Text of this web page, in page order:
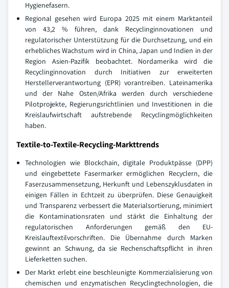
Hygienefasern.
Regional gesehen wird Europa 2025 mit einem Marktanteil
von 43,2 % führen, dank Recyclinginnovationen und
regulatorischer Unterstützung für die Durchsetzung, und ein
erhebliches Wachstum wird in China, Japan und Indien in der
Region Asien-Pazifik beobachtet. Nordamerika wird die
Recyclinginnovation durch Initiativen zur erweiterten
Herstellerverantwortung (EPR) vorantreiben. Lateinamerika
und der Nahe Osten/Afrika werden durch verschiedene
Pilotprojekte, Regierungsrichtlinien und Investitionen in die
Kreislaufwirtschaft aufstrebende Recyclingmöglichkeiten
haben.
Textile-to-Textile-Recycling-Markttrends
Technologien wie Blockchain, digitale Produktpässe (DPP)
und eingebettete Fasermarker ermöglichen Recyclern, die
Faserzusammensetzung, Herkunft und Lebenszyklusdaten in
einigen Fällen in Echtzeit zu überprüfen. Diese Genauigkeit
und Transparenz verbessert die Materialsortierung, minimiert
die Kontaminationsraten und stärkt die Einhaltung der
regulatorischen Anforderungen gemäß den EU-
Kreislauftextilvorschriften. Die Übernahme durch Marken
gewinnt an Schwung, da sie Rechenschaftspflicht in ihren
Lieferketten suchen.
Der Markt erlebt eine beschleunigte Kommerzialisierung von
chemischen und enzymatischen Recyclingtechnologien, die